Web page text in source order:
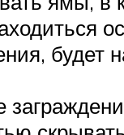
будет